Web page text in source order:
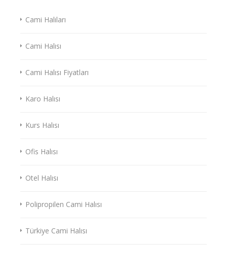
Cami Halıları
Cami Halısı
Cami Halısı Fiyatları
Karo Halısı
Kurs Halısı
Ofis Halısı
Otel Halısı
Polipropilen Cami Halısı
Türkiye Cami Halısı